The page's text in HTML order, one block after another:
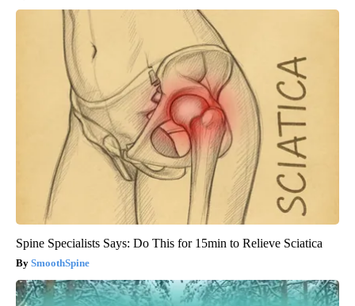
Spine Specialists Says: Do This for 15min to Relieve Sciatica
SmoothSpine